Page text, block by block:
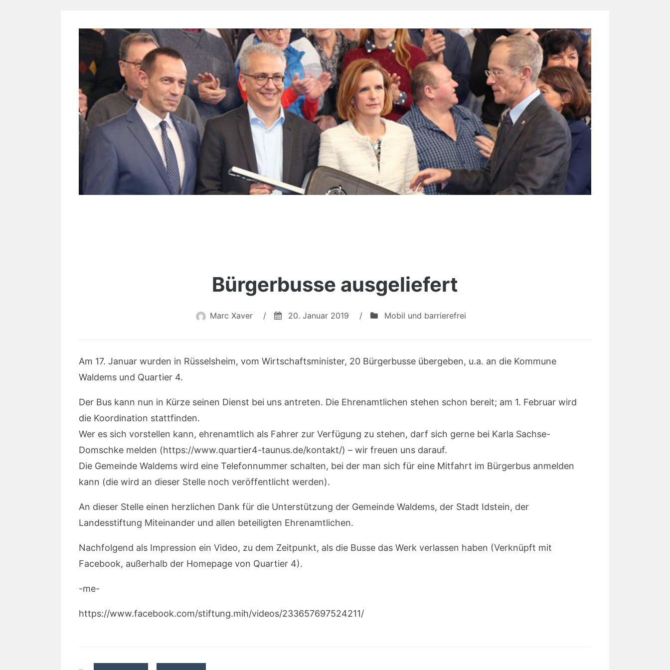
Bürgerbusse ausgeliefert
Marc Xaver / 20. Januar 2019 / Mobil und barrierefrei
Am 17. Januar wurden in Rüsselsheim, vom Wirtschaftsminister, 20 Bürgerbusse übergeben, u.a. an die Kommune
Waldems und Quartier 4.
Der Bus kann nun in Kürze seinen Dienst bei uns antreten. Die Ehrenamtlichen stehen schon bereit; am 1. Februar wird
die Koordination stattfinden.
Wer es sich vorstellen kann, ehrenamtlich als Fahrer zur Verfügung zu stehen, darf sich gerne bei Karla Sachse-
Domschke melden (https://www.quartier4-taunus.de/kontakt/) – wir freuen uns darauf.
Die Gemeinde Waldems wird eine Telefonnummer schalten, bei der man sich für eine Mitfahrt im Bürgerbus anmelden
kann (die wird an dieser Stelle noch veröffentlicht werden).
An dieser Stelle einen herzlichen Dank für die Unterstützung der Gemeinde Waldems, der Stadt Idstein, der
Landesstiftung Miteinander und allen beteiligten Ehrenamtlichen.
Nachfolgend als Impression ein Video, zu dem Zeitpunkt, als die Busse das Werk verlassen haben (Verknüpft mit
Facebook, außerhalb der Homepage von Quartier 4).
-me-
https://www.facebook.com/stiftung.mih/videos/233657697524211/